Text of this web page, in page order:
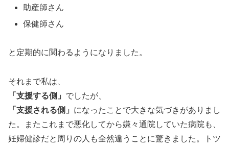
助産師さん
保健師さん
と定期的に関わるようになりました。
それまで私は、
「支援する側」 でしたが、
「支援される側」 になったことで大きな気づきがありまし
た。またこれまで悪化してから嫌々通院していた病院も、
妊婦健診だと周りの人も全然違うことに驚きました。トツ